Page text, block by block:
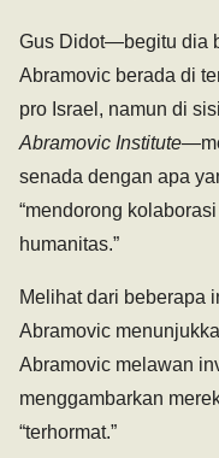
Gus Didot—begitu dia
Abramovic berada di
pro Israel, namun di
Abramovic Institute
senada dengan apa
“mendorong
humanitas.”
Melihat dari beberapa
Abramovic
Abramovic melawan
menggambarkan
“terhormat.”